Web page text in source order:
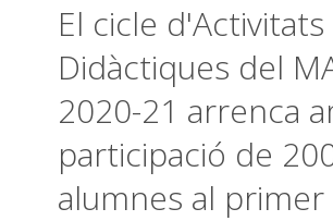
El cicle d'Activitats
Didàctiques del
2020-21 arrenca
participació de
alumnes al primer